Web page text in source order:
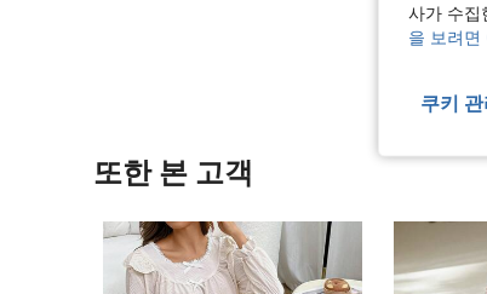
또한 본 고객
사가 수집
을 보려면
쿠키 관